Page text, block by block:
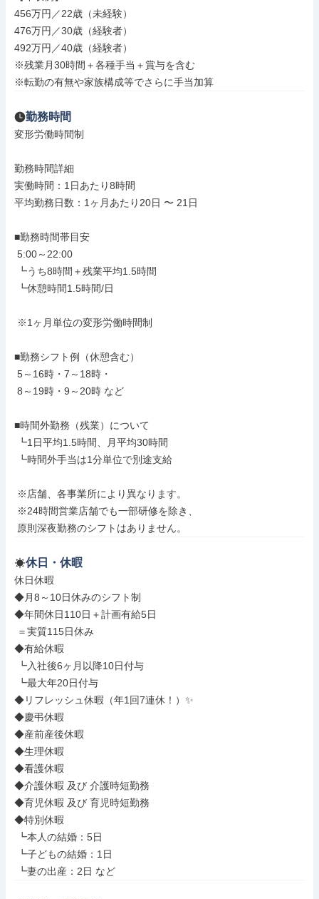
456万円／22歳（未経験）
476万円／30歳（経験者）
492万円／40歳（経験者）
※残業月30時間＋各種手当＋賞与を含む
※転勤の有無や家族構成等でさらに手当加算
勤務時間
変形労働時間制
勤務時間詳細
実働時間：1日あたり8時間
平均勤務日数：1ヶ月あたり20日 〜 21日
■勤務時間帯目安
■勤務シフト例（休憩含む）
■時間外勤務（残業）について
原則深夜勤務のシフトはありません。
休日・休暇
休日休暇
◆月8～10日休みのシフト制
◆年間休日110日＋計画有給5日
◆有給休暇
◆リフレッシュ休暇（年1回7連休！）✨
◆慶弔休暇
◆産前産後休暇
◆生理休暇
◆看護休暇
◆介護休暇 及び 介護時短勤務
◆育児休暇 及び 育児時短勤務
◆特別休暇
┗妻の出産：2日 など